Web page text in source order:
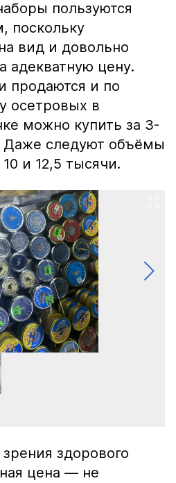
пользуются
поскольку
вид и довольно
адекватную цену.
продаются и по
осетровых в
можно купить за 3-
Даже следуют объёмы
и 12,5 тысячи.
здорового
цена — не